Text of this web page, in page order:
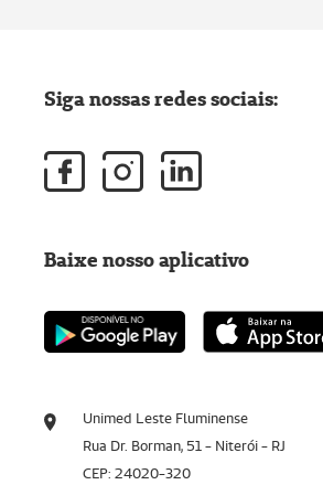
Unimed Leste Fluminense
Rua Dr. Borman, 51 - Niterói - RJ
CEP: 24020-320
Siga nossas redes sociais:
Baixe nosso aplicativo